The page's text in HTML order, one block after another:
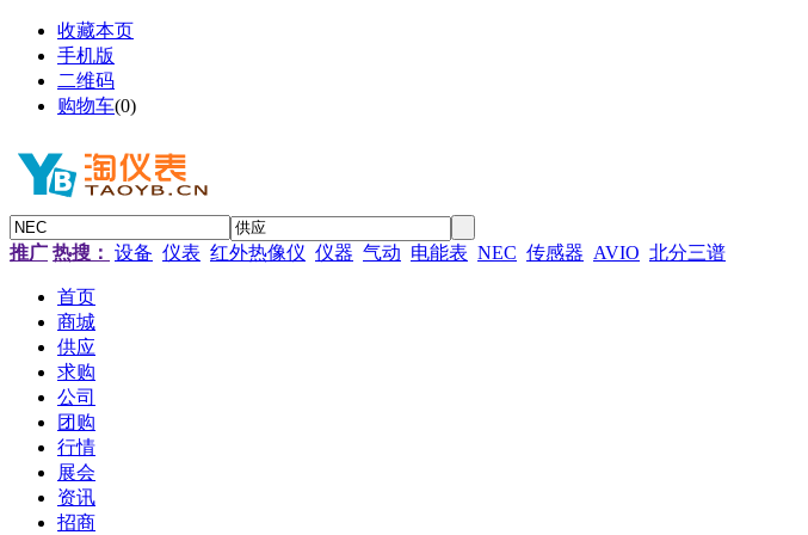
收藏本页
手机版
二维码
购物车(0)
推广 热搜： 设备 仪表 红外热像仪 仪器 气动 电能表 NEC 传感器 AVIO 北分三谱
首页
商城
供应
求购
公司
团购
行情
展会
资讯
招商